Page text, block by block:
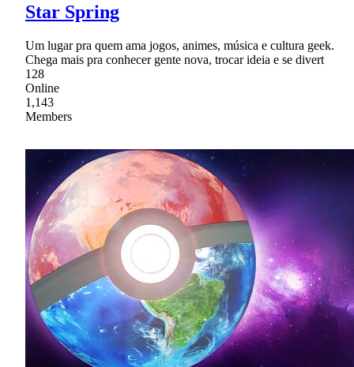
Star Spring
Um lugar pra quem ama jogos, animes, música e cultura geek.
Chega mais pra conhecer gente nova, trocar ideia e se divert
128
Online
1,143
Members